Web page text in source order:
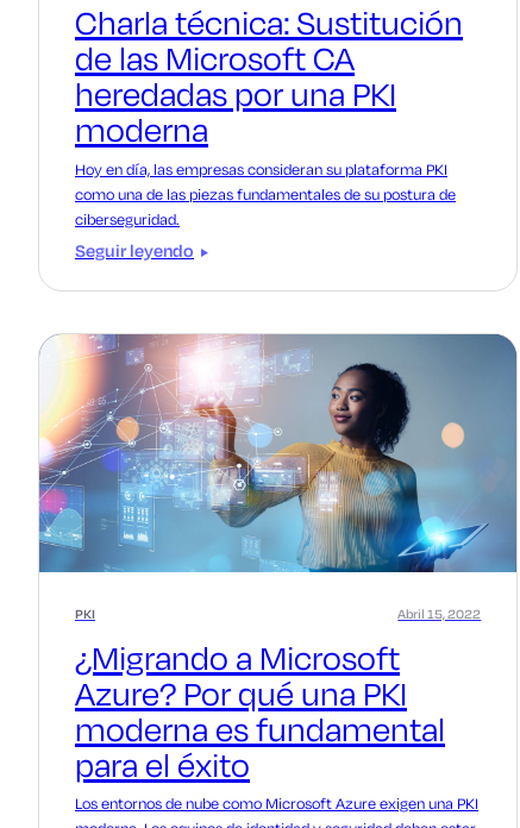
Charla técnica: Sustitución
de las Microsoft CA
heredadas por una PKI
moderna
Hoy en día, las empresas consideran su plataforma PKI
como una de las piezas fundamentales de su postura de
ciberseguridad.
Seguir leyendo
PKI
¿Migrando a Microsoft
Azure? Por qué una PKI
moderna es fundamental
para el éxito
Abril 15, 2022
Los entornos de nube como Microsoft Azure exigen una PKI